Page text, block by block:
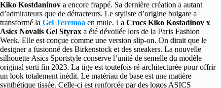
Kiko Kostdaninov a encore frappé. Sa dernière création a autant
d’admirateurs que de détracteurs. Le styliste d’origine bulgare a
transformé la Gel Teremoa en mule. La Crocs Kiko Kostadinov x
Asics Novalis Gel Styrax a été dévoilée lors de la Paris Fashion
Week. Elle est conçue comme une version slip-on. On dirait que le
designer a fusionné des Birkenstock et des sneakers. La nouvelle
silhouette Asics Sportstyle conserve l’unité de semelle du modèle
original sorti fin 2023. La tige est toutefois ré-architecturée pour offrir
un look totalement inédit. Le matériau de base est une matière
synthétique tissée. Celle-ci est renforcée par des logos ASICS